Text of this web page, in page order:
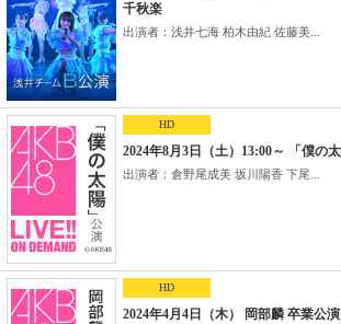
千秋楽
出演者：浅井七海 柏木由紀 佐藤美...
HD
2024年8月3日（土）13:00～ 「僕の
出演者：倉野尾成美 坂川陽香 下尾...
HD
2024年4月4日（木） 岡部麟 卒業公演